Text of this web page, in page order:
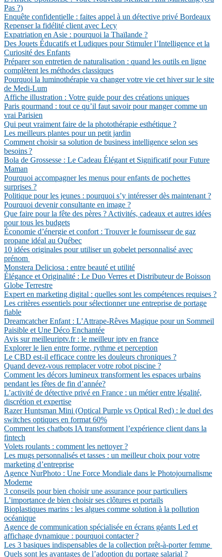
Pas ?)
Enquête confidentielle : faites appel à un détective privé Bordeaux
Repenser la fidélité client avec Lecy
Expatriation en Asie : pourquoi la Thaïlande ?
Des Jouets Éducatifs et Ludiques pour Stimuler l’Intelligence et la
Curiosité des Enfants
Préparer son entretien de naturalisation : quand les outils en ligne
complètent les méthodes classiques
Pourquoi la luminothérapie va changer votre vie cet hiver sur le site
de Medi-Lum
Affiche illustration : Votre guide pour des créations uniques
Paris gourmand : tout ce qu’il faut savoir pour manger comme un
vrai Parisien
Qui peut vraiment faire de la photothérapie esthétique ?
Les meilleurs plantes pour un petit jardin
Comment choisir sa solution de business intelligence selon ses
besoins ?
Bola de Grossesse : Le Cadeau Élégant et Significatif pour Future
Maman
Pourquoi accompagner les menus pour enfants de pochettes
surprises ?
Politique pour les jeunes : pourquoi s’y intéresser dès maintenant ?
Pourquoi devenir consultante en image ?
Que faire pour la fête des pères ? Activités, cadeaux et autres idées
pour tous les budgets
Économie d’énergie et confort : Trouver le fournisseur de gaz
propane idéal au Québec
10 idées originales pour utiliser un gobelet personnalisé avec
prénom
Monstera Deliciosa : entre beauté et utilité
Élégance et Originalité : Le Duo Verres et Distributeur de Boisson
Globe Terrestre
Expert en marketing digital : quelles sont les compétences requises ?
Les critères essentiels pour sélectionner une entreprise de portage
fiable
Dreamcatcher Enfant : L’Attrape-Rêves Magique pour un Sommeil
Paisible et Une Déco Enchantée
Avis sur meilleuriptv.fr : le meilleur iptv en france
Explorer le lien entre forme, rythme et perception
Le CBD est-il efficace contre les douleurs chroniques ?
Quand devez-vous remplacer votre robot piscine ?
Comment les décors lumineux transforment les espaces urbains
pendant les fêtes de fin d’année?
L’activité de détective privé en France : un métier entre légalité,
discrétion et expertise
Razer Huntsman Mini (Optical Purple vs Optical Red) : le duel des
switches optiques en format 60%
Comment les chatbots IA transforment l’expérience client dans la
fintech
Volets roulants : comment les nettoyer ?
Les mugs personnalisés et tasses : un meilleur choix pour votre
marketing d’entreprise
Agence NurPhoto : Une Force Mondiale dans le Photojournalisme
Moderne
3 conseils pour bien choisir une assurance pour particuliers
L’importance de bien choisir ses clôtures et portails
Bioplastiques marins : les algues comme solution à la pollution
océanique
Agence de communication spécialisée en écrans géants Led et
affichage dynamique : pourquoi contacter ?
Les 3 basiques indispensables de la collection prêt-à-porter femme
Quels sont les avantages de l’adoption du portage salarial ?